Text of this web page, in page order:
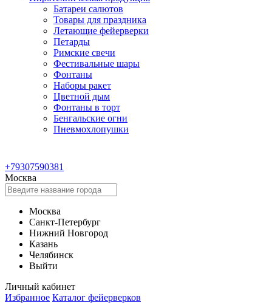
Батареи салютов
Товары для праздника
Летающие фейерверки
Петарды
Римские свечи
Фестивальные шары
Фонтаны
Наборы ракет
Цветной дым
Фонтаны в торт
Бенгальские огни
Пневмохлопушки
+79307590381
Москва
Москва
Санкт-Петербург
Нижний Новгород
Казань
Челябинск
Выйти
Личный кабинет
Избранное Каталог фейерверков